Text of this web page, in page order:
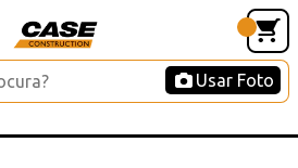
Usar Foto